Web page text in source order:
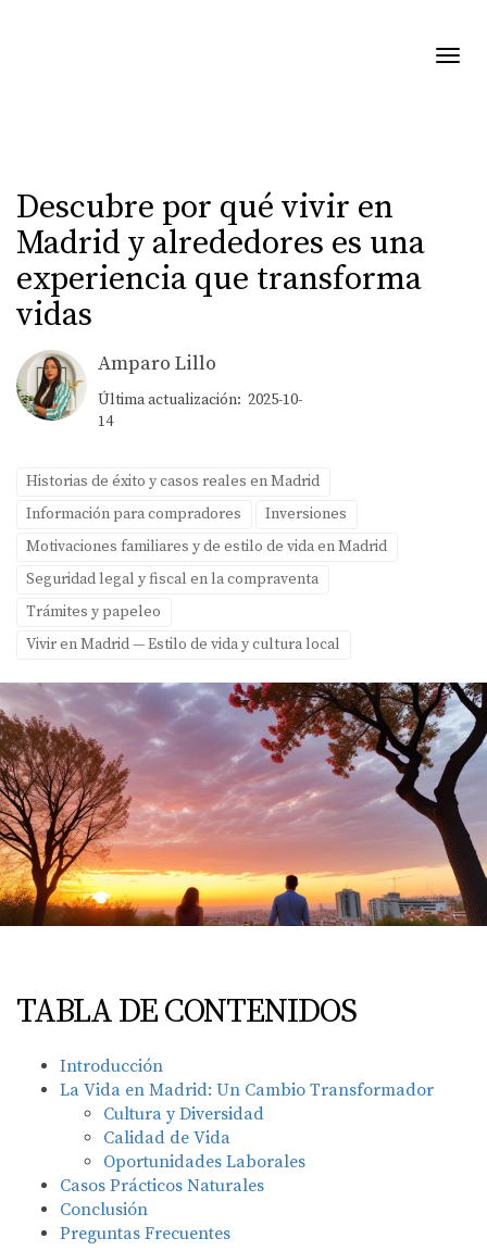
Descubre por qué vivir en
Madrid y alrededores es una
experiencia que transforma
vidas
Amparo Lillo
Última actualización: 2025-10-
14
Historias de éxito y casos reales en Madrid
Información para compradores
Inversiones
Motivaciones familiares y de estilo de vida en Madrid
Seguridad legal y fiscal en la compraventa
Trámites y papeleo
Vivir en Madrid — Estilo de vida y cultura local
TABLA DE CONTENIDOS
Introducción
La Vida en Madrid: Un Cambio Transformador
Cultura y Diversidad
Calidad de Vida
Oportunidades Laborales
Casos Prácticos Naturales
Conclusión
Preguntas Frecuentes